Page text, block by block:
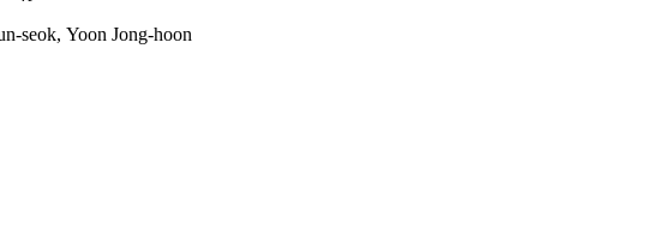
seok, Yoon Jong-hoon